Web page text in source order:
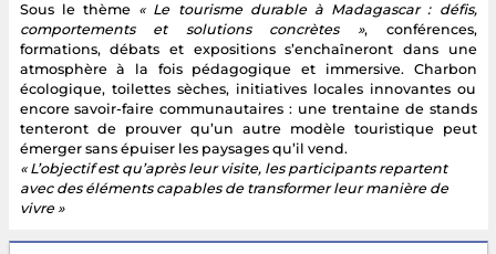
Sous le thème « Le tourisme durable à Madagascar : défis,
comportements et solutions concrètes », conférences,
formations, débats et expositions s’enchaîneront dans une
atmosphère à la fois pédagogique et immersive. Charbon
écologique, toilettes sèches, initiatives locales innovantes ou
encore savoir-faire communautaires : une trentaine de stands
tenteront de prouver qu’un autre modèle touristique peut
émerger sans épuiser les paysages qu’il vend.
« L’objectif est qu’après leur visite, les participants repartent
avec des éléments capables de transformer leur manière de
vivre »